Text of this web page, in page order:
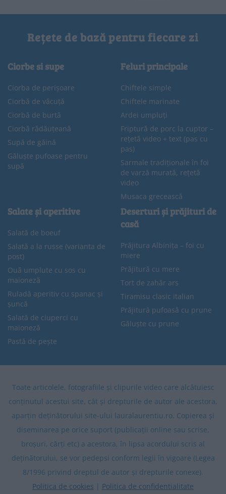
Rețete de bază pentru fiecare zi
Ciorbe si supe
Ciorba de perișoare
Ciorbă de văcuță
Ciorbă de burtă
Ciorbă rădăuțeană
Supă de găină
Găluște pufoase pentru
supă
Feluri principale
Chiftele simple
Chiftele marinate
Ardei umpluți
Friptură de porc la cuptor –
rețetă video + text (pas cu
pas)
Sarmale tradiționale în foi
de varză murată, rețetă
video
Musaca grecească
Salate și aperitive
Salată de boeuf
Salată a la russe (varianta de
post)
Ouă umplute cu sos cu
maioneză
Ruladă aperitiv cu spanac și
șuncă
Salată de ciuperci cu
maioneză
Pastă de pește
Deserturi și prăjituri de
casă
Prăjitura Albinița – foi cu
miere
Prăjitură cu mere
Tort de zahăr ars
Tiramisu clasic italian
Prăjitură pufoasă cu prune
Găluște cu prune
Toate articolele, fotografiile și clipurile video care alcătuiesc
conținutul acestui site, cât și drepturile de autor ale acestora,
aparțin deținătorului site-ului lauralaurentiu.ro. Copierea și
diseminarea pe orice suport (publicații online sau scrise,
broșuri, cărți etc) a acestora, în lipsa acordului scris al
deținătorului, se vor pedepsi conform legii în vigoare (Legea
8/1996 privind dreptul de autor și drepturile conexe).
Politica de cookies | Politica de confidentialitate